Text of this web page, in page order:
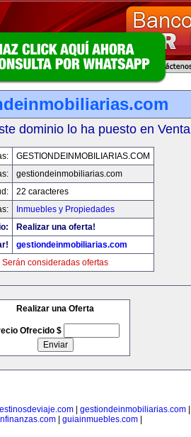
dominio lo ha puesto en Venta
GESTIONDEINMOBILIARIAS.COM
gestiondeinmobiliarias.com
22 caracteres
Inmuebles y Propiedades
Realizar una oferta!
gestiondeinmobiliarias.com
Serán consideradas ofertas
Realizar una Oferta
Ofrecido $
| gestiondeinmobiliarias.com|
| guiainmuebles.com|